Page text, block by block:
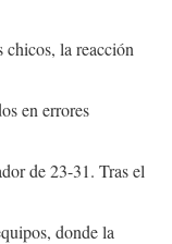
la reacción
en errores
de 23-31. Tras el
donde la